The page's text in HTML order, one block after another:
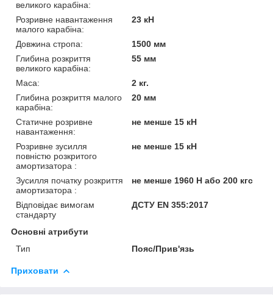
великого карабіна:
Розривне навантаження
малого карабіна:
23 кН
Довжина стропа:
1500 мм
Глибина розкриття
великого карабіна:
55 мм
Маса:
2 кг.
Глибина розкриття малого
карабіна:
20 мм
Статичне розривне
навантаження:
не менше 15 кН
Розривне зусилля
повністю розкритого
амортизатора :
не менше 15 кН
Зусилля початку розкриття
амортизатора :
не менше 1960 Н або 200 кгс
Відповідає вимогам
стандарту
ДСТУ EN 355:2017
Основні атрибути
Тип
Пояс/Прив'язь
Приховати